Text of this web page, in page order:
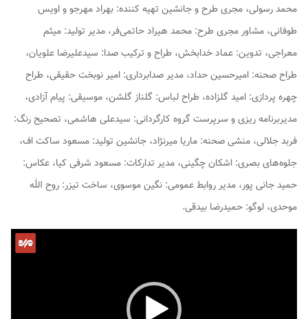
محمد رسولی، مجری طرح و جانشین تهیه کننده: بهراد مهرجو و اویس
طوفانی، مشاور مجری طرح: محمد هیراد حاتمی‌فر، مدیر تولید: میثم
معراجی، تدوین: عماد خدابخش، طراح و ترکیب صدا: سیدعلیرضا علویان،
طراح صحنه: امیرحسین حداد، مدیر صدابرداری: امیر نوبخت حقیقی، طراح
چهره پردازی: امید گلزاده، طراح لباس: گلناز گلشن، موسیقی: پیام آزادی،
مدیربرنامه ریزی و سرپرست گروه کارگردانی: سیدعلی هاشمی، تصحیح رنگ:
فربد جلالی، منشی صحنه: ماریا میرنژاد، جانشین تولید: مسعود ساکت اف،
جلوه‌های بصری: اشکان چگینی، مدیر تدارکات: مسعود شرفی کیا، عکاس:
حمید جانی پور، مدیر روابط عمومی: نگین موسوی، ساخت تیزر: روح الله
موحدی، لوگو: حمیدرضا بیدقی.